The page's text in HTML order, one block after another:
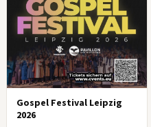
Gospel Festival Leipzig
2026